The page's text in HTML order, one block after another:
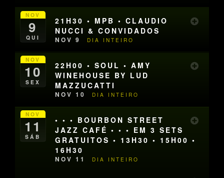
NOV
9
QUI
21H30 • MPB • CLAUDIO
NUCCI & CONVIDADOS
NOV 9 DIA INTEIRO
NOV
10
SEX
22H00 • SOUL • AMY
WINEHOUSE BY LUD
MAZZUCATTI
NOV 10 DIA INTEIRO
NOV
11
SÁB
• • • BOURBON STREET
JAZZ CAFÉ • • • EM 3 SETS
GRATUITOS • 13H30 • 15H00 •
16H30
NOV 11 DIA INTEIRO